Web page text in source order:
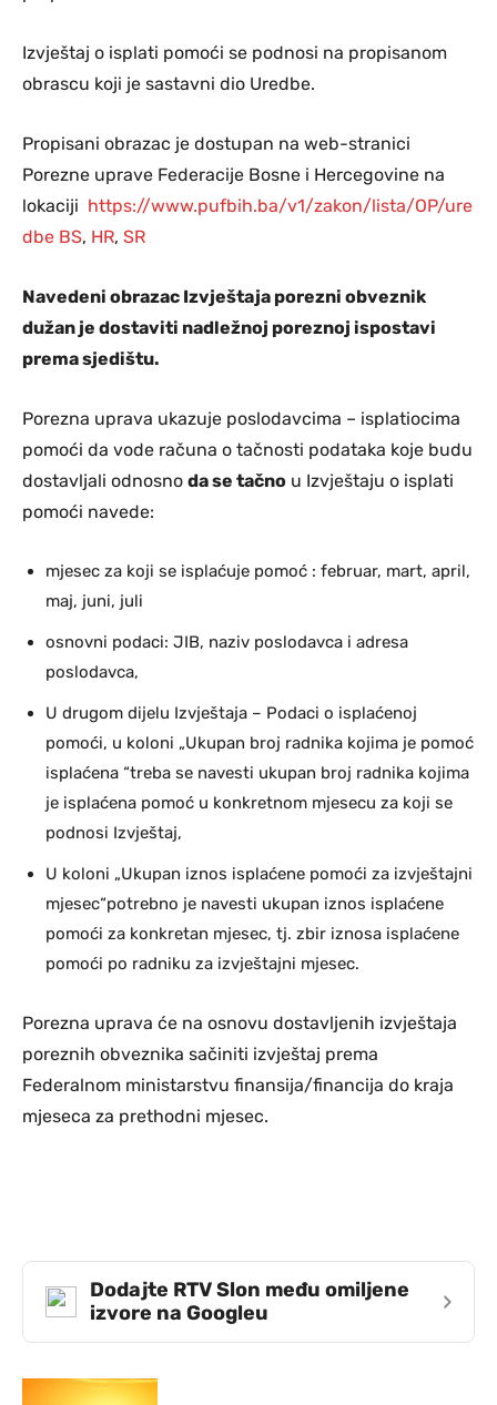
Izvještaj o isplati pomoći se podnosi na propisanom
obrascu koji je sastavni dio Uredbe.
Propisani obrazac je dostupan na web-stranici
Porezne uprave Federacije Bosne i Hercegovine na
lokaciji https://www.pufbih.ba/v1/zakon/lista/OP/ure
dbe BS, HR, SR
Navedeni obrazac Izvještaja porezni obveznik
dužan je dostaviti nadležnoj poreznoj ispostavi
prema sjedištu.
Porezna uprava ukazuje poslodavcima – isplatiocima
pomoći da vode računa o tačnosti podataka koje budu
dostavljali odnosno da se tačno u Izvještaju o isplati
pomoći navede:
mjesec za koji se isplaćuje pomoć : februar, mart, april,
maj, juni, juli
osnovni podaci: JIB, naziv poslodavca i adresa
poslodavca,
U drugom dijelu Izvještaja – Podaci o isplaćenoj
pomoći, u koloni „Ukupan broj radnika kojima je pomoć
isplaćena “treba se navesti ukupan broj radnika kojima
je isplaćena pomoć u konkretnom mjesecu za koji se
podnosi Izvještaj,
U koloni „Ukupan iznos isplaćene pomoći za izvještajni
mjesec“potrebno je navesti ukupan iznos isplaćene
pomoći za konkretan mjesec, tj. zbir iznosa isplaćene
pomoći po radniku za izvještajni mjesec.
Porezna uprava će na osnovu dostavljenih izvještaja
poreznih obveznika sačiniti izvještaj prema
Federalnom ministarstvu finansija/financija do kraja
mjeseca za prethodni mjesec.
Dodajte RTV Slon među omiljene
izvore na Googleu
›